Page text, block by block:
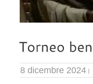
8 dicembre 2024